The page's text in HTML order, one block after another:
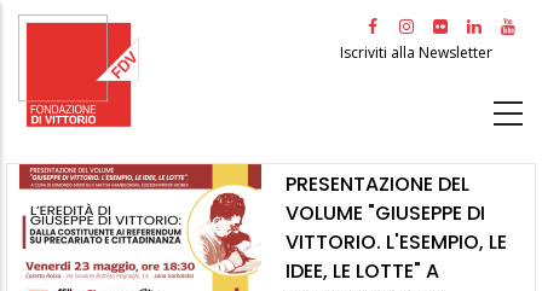
Salta
principale
Iscriviti alla Newsletter
PRESENTAZIONE DEL
VOLUME "GIUSEPPE DI
VITTORIO. L'ESEMPIO, LE
IDEE, LE LOTTE" A